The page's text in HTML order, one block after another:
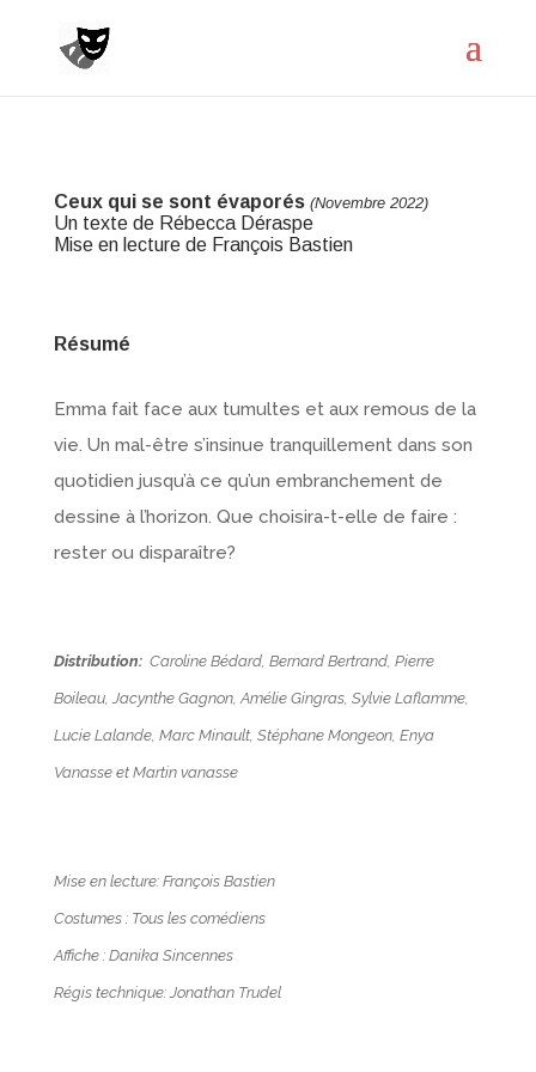
Ceux qui se sont évaporés (Novembre 2022)
Un texte de Rébecca Déraspe
Mise en lecture de François Bastien
Résumé
Emma fait face aux tumultes et aux remous de la
vie. Un mal-être s’insinue tranquillement dans son
quotidien jusqu’à ce qu’un embranchement de
dessine à l’horizon. Que choisira-t-elle de faire :
rester ou disparaître?
Distribution: Caroline Bédard, Bernard Bertrand, Pierre
Boileau, Jacynthe Gagnon, Amélie Gingras, Sylvie Laflamme,
Lucie Lalande, Marc Minault, Stéphane Mongeon, Enya
Vanasse et Martin vanasse
Mise en lecture: François Bastien
Costumes : Tous les comédiens
Affiche : Danika Sincennes
Régis technique: Jonathan Trudel